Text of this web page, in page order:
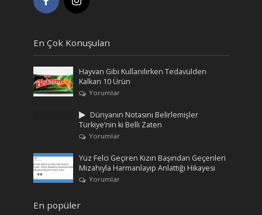
En Çok Konuşulan
Hayvan Gibi Kullanılırken Tedavülden
Kalkan 10 Ürün
Yorumlar
Dünyanın Notasını Belirlemişler
Türkiye’nin ki Belli Zaten
Yorumlar
Yüz Felci Geçiren Kızın Başından Geçenleri
Mizahıyla Harmanlayıp Anlattığı Hikayesi
Yorumlar
En popüler